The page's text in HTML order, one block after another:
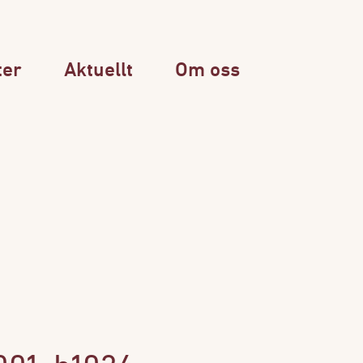
Aktuellt Om oss